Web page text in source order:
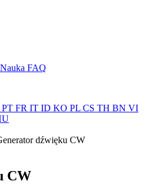
Nauka FAQ
PT FR IT ID KO PL CS TH BN VI
dźwięku CW
CW